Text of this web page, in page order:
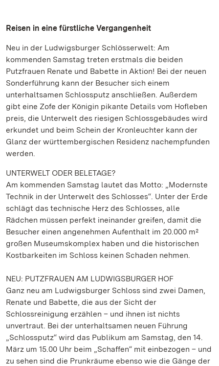
Reisen in eine fürstliche Vergangenheit
Neu in der Ludwigsburger Schlösserwelt: Am
kommenden Samstag treten erstmals die beiden
Putzfrauen Renate und Babette in Aktion! Bei der neuen
Sonderführung kann der Besucher sich einem
unterhaltsamen Schlossputz anschließen. Außerdem
gibt eine Zofe der Königin pikante Details vom Hofleben
preis, die Unterwelt des riesigen Schlossgebäudes wird
erkundet und beim Schein der Kronleuchter kann der
Glanz der württembergischen Residenz nachempfunden
werden.
UNTERWELT ODER BELETAGE?
Am kommenden Samstag lautet das Motto: „Modernste
Technik in der Unterwelt des Schlosses“. Unter der Erde
schlägt das technische Herz des Schlosses, alle
Rädchen müssen perfekt ineinander greifen, damit die
Besucher einen angenehmen Aufenthalt im 20.000 m²
großen Museumskomplex haben und die historischen
Kostbarkeiten im Schloss keinen Schaden nehmen.
NEU: PUTZFRAUEN AM LUDWIGSBURGER HOF
Ganz neu am Ludwigsburger Schloss sind zwei Damen,
Renate und Babette, die aus der Sicht der
Schlossreinigung erzählen – und ihnen ist nichts
unvertraut. Bei der unterhaltsamen neuen Führung
„Schlossputz“ wird das Publikum am Samstag, den 14.
März um 15.00 Uhr beim „Schaffen“ mit einbezogen – und
zu sehen sind die Prunkräume ebenso wie die Gänge der